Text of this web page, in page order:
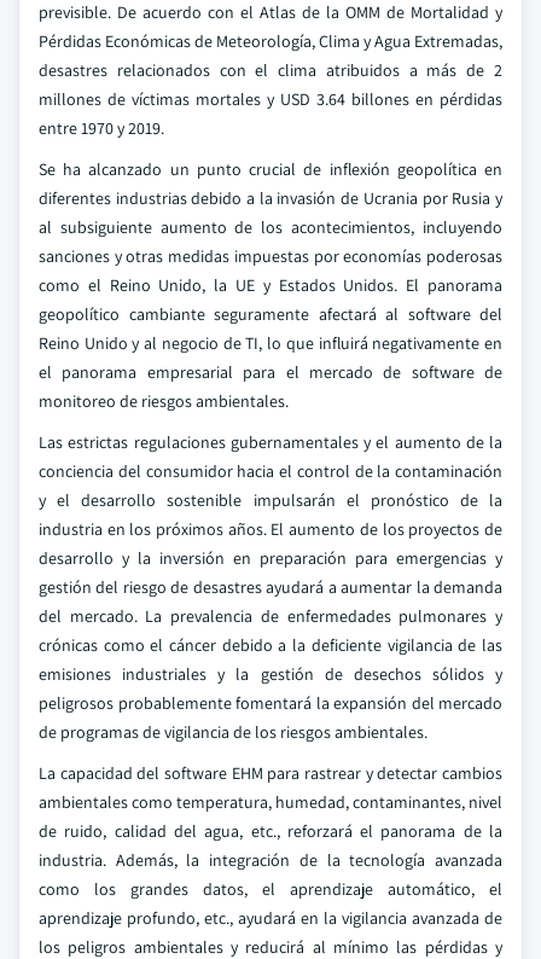
previsible. De acuerdo con el Atlas de la OMM de Mortalidad y
Pérdidas Económicas de Meteorología, Clima y Agua Extremadas,
desastres relacionados con el clima atribuidos a más de 2
millones de víctimas mortales y USD 3.64 billones en pérdidas
entre 1970 y 2019.
Se ha alcanzado un punto crucial de inflexión geopolítica en
diferentes industrias debido a la invasión de Ucrania por Rusia y
al subsiguiente aumento de los acontecimientos, incluyendo
sanciones y otras medidas impuestas por economías poderosas
como el Reino Unido, la UE y Estados Unidos. El panorama
geopolítico cambiante seguramente afectará al software del
Reino Unido y al negocio de TI, lo que influirá negativamente en
el panorama empresarial para el mercado de software de
monitoreo de riesgos ambientales.
Las estrictas regulaciones gubernamentales y el aumento de la
conciencia del consumidor hacia el control de la contaminación
y el desarrollo sostenible impulsarán el pronóstico de la
industria en los próximos años. El aumento de los proyectos de
desarrollo y la inversión en preparación para emergencias y
gestión del riesgo de desastres ayudará a aumentar la demanda
del mercado. La prevalencia de enfermedades pulmonares y
crónicas como el cáncer debido a la deficiente vigilancia de las
emisiones industriales y la gestión de desechos sólidos y
peligrosos probablemente fomentará la expansión del mercado
de programas de vigilancia de los riesgos ambientales.
La capacidad del software EHM para rastrear y detectar cambios
ambientales como temperatura, humedad, contaminantes, nivel
de ruido, calidad del agua, etc., reforzará el panorama de la
industria. Además, la integración de la tecnología avanzada
como los grandes datos, el aprendizaje automático, el
aprendizaje profundo, etc., ayudará en la vigilancia avanzada de
los peligros ambientales y reducirá al mínimo las pérdidas y